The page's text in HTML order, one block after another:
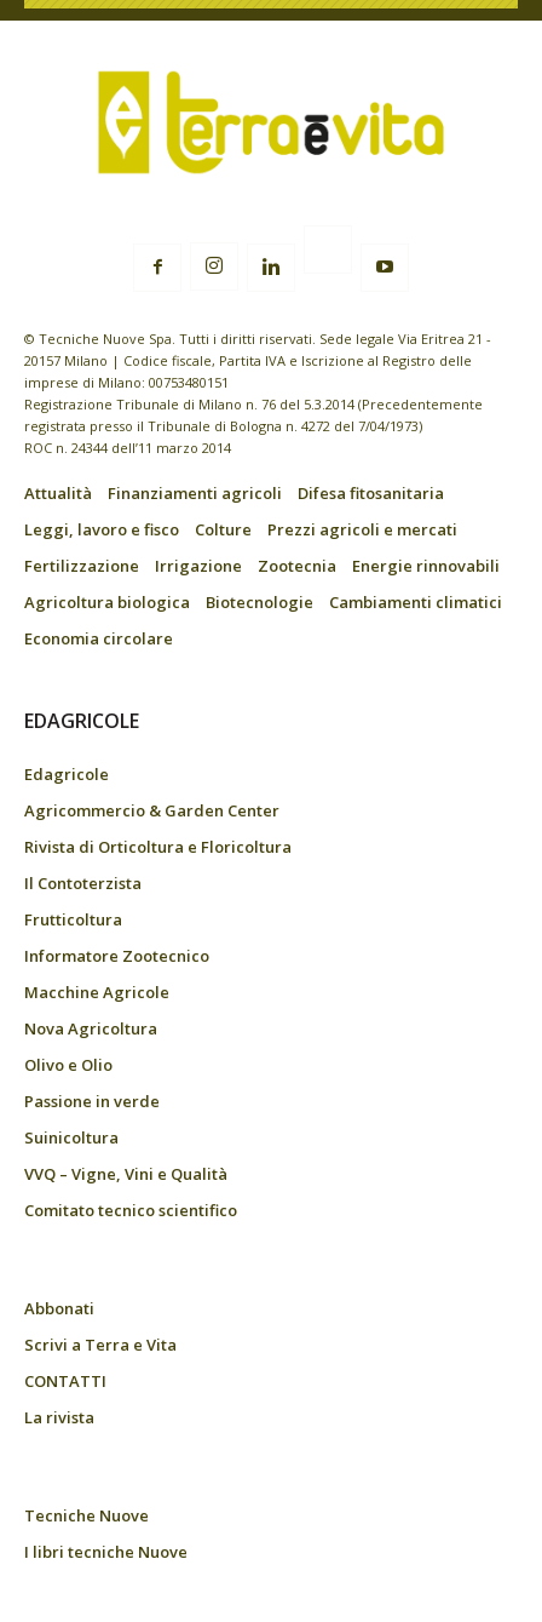
© Tecniche Nuove Spa. Tutti i diritti riservati. Sede legale Via Eritrea 21 -
20157 Milano | Codice fiscale, Partita IVA e Iscrizione al Registro delle
imprese di Milano: 00753480151
Registrazione Tribunale di Milano n. 76 del 5.3.2014 (Precedentemente
registrata presso il Tribunale di Bologna n. 4272 del 7/04/1973)
ROC n. 24344 dell’11 marzo 2014
Attualità Finanziamenti agricoli
Difesa fitosanitaria
Leggi, lavoro e fisco
Colture
Prezzi agricoli e mercati
Fertilizzazione
Irrigazione Zootecnia
Energie rinnovabili
Agricoltura biologica
Biotecnologie
Cambiamenti climatici
Economia circolare
EDAGRICOLE
Edagricole
Agricommercio & Garden Center
Rivista di Orticoltura e Floricoltura
Il Contoterzista
Frutticoltura
Informatore Zootecnico
Macchine Agricole
Nova Agricoltura
Olivo e Olio
Passione in verde
Suinicoltura
VVQ – Vigne, Vini e Qualità
Comitato tecnico scientifico
Abbonati
Scrivi a Terra e Vita
CONTATTI
La rivista
Tecniche Nuove
I libri tecniche Nuove